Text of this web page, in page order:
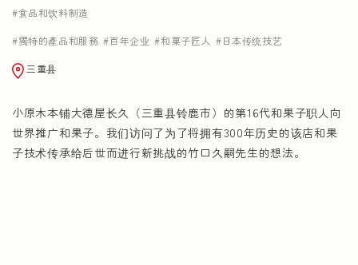
食品和饮料制造
獨特的產品和服務 百年企业 和菓子匠人 日本传统技艺
三重县
小原木本铺大德屋长久（三重县铃鹿市）的第16代和果子职人向
世界推广和果子。我们访问了为了将拥有300年历史的该店和果
子技术传承给后世而进行新挑战的竹口久嗣先生的想法。